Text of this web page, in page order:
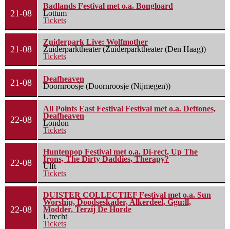
21-08
Badlands Festival met o.a. Bongloard
Lottum
Tickets
21-08
Zuiderpark Live: Wolfmother
Zuiderparktheater (Zuiderparktheater (Den Haag))
Tickets
21-08
Deafheaven
Doornroosje (Doornroosje (Nijmegen))
22-08
All Points East Festival Festival met o.a. Deftones,
Deafheaven
London
Tickets
22-08
Huntenpop Festival met o.a. Di-rect, Up The
Irons, The Dirty Daddies, Therapy?
Ulft
Tickets
22-08
DUISTER COLLECTIEF Festival met o.a. Sun
Worship, Doodseskader, Alkerdeel, Ggu:ll,
Modder, Terzij De Horde
Utrecht
Tickets